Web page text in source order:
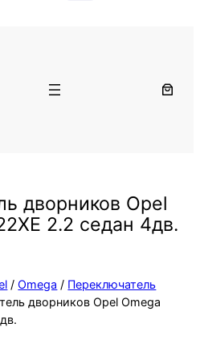
дворников Opel
2.2 седан 4дв.
/Omega / Переключатель
дворников Opel Omega